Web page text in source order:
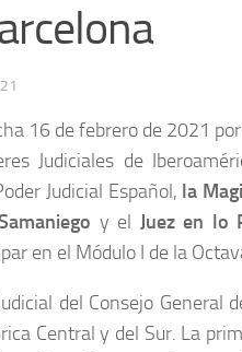
16 de febrero de 2021
Judiciales de
Judicial Español, la
y el Juez en lo
en el Módulo I de la
del Consejo
Central y del Sur. La